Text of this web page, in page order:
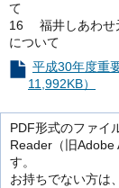
て
16 福井しあわせ
について
平成30年度重
11,992KB）
PDF形式のファイ
Reader（旧
す。
お持ちでない方は